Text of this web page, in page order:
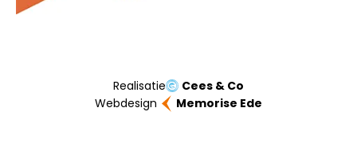
Realisatie
Cees & Co
Webdesign
Memorise Ede